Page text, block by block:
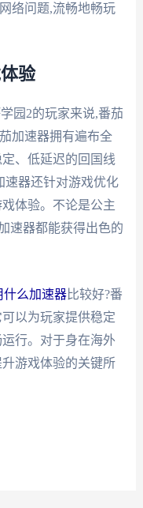
络问题,流畅地畅玩
验
园2的玩家来说,番茄
加速器拥有遍布全
、低延迟的回国线
速器还针对游戏优化
体验。不论是公主
速器都能获得出色的
什么加速器比较好?番
以为玩家提供稳定
行。对于身在海外
游戏体验的关键所